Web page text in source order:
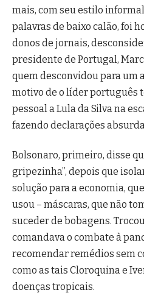
mais, com seu estilo
palavras de baixo calão, foi
donos de jornais,
presidente de Portugal,
quem desconvidou para um
motivo de o líder português
pessoal a Lula da Silva na
fazendo declarações
Bolsonaro, primeiro, disse
gripezinha”, depois que
solução para a economia,
usou – máscaras, que não
suceder de bobagens.
comandava o combate à
recomendar remédios sem
como as tais Cloroquina e
doenças tropicais.